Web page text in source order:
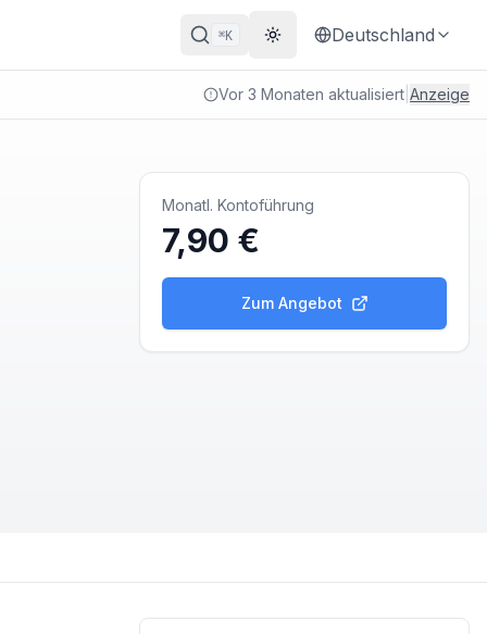
⌘K Theme wechseln
Deutschland
Vor 3 Monaten aktualisiert Anzeige
Monatl. Kontoführung
7,90 €
Zum Angebot